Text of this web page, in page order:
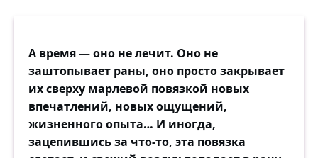
А время — оно не лечит. Оно не
заштопывает раны, оно просто закрывает
их сверху марлевой повязкой новых
впечатлений, новых ощущений,
жизненного опыта… И иногда,
зацепившись за что-то, эта повязка